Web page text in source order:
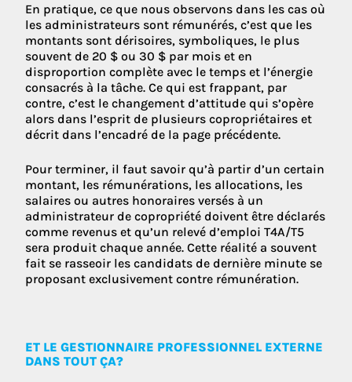
En pratique, ce que nous observons dans les cas où
les administrateurs sont rémunérés, c’est que les
montants sont dérisoires, symboliques, le plus
souvent de 20 $ ou 30 $ par mois et en
disproportion complète avec le temps et l’énergie
consacrés à la tâche. Ce qui est frappant, par
contre, c’est le changement d’attitude qui s’opère
alors dans l’esprit de plusieurs copropriétaires et
décrit dans l’encadré de la page précédente.
Pour terminer, il faut savoir qu’à partir d’un certain
montant, les rémunérations, les allocations, les
salaires ou autres honoraires versés à un
administrateur de copropriété doivent être déclarés
comme revenus et qu’un relevé d’emploi T4A/T5
sera produit chaque année. Cette réalité a souvent
fait se rasseoir les candidats de dernière minute se
proposant exclusivement contre rémunération.
ET LE GESTIONNAIRE PROFESSIONNEL EXTERNE
DANS TOUT ÇA?